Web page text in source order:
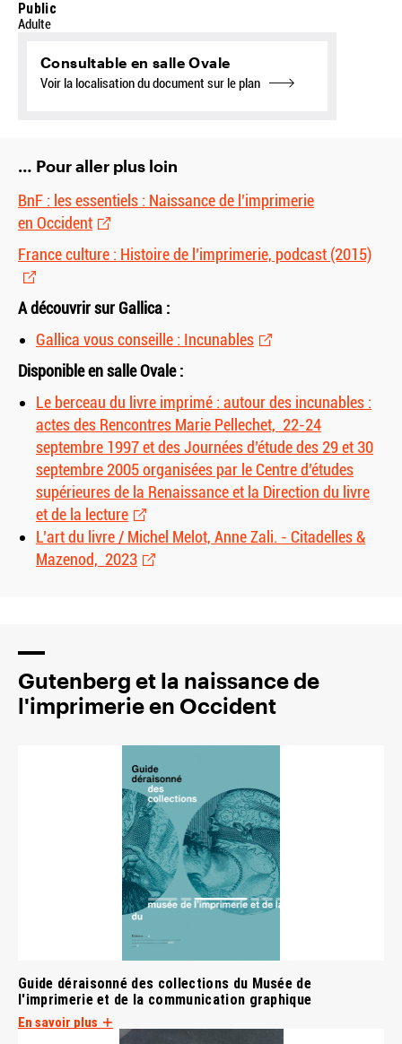
Public
Adulte
Consultable en salle Ovale
Voir la localisation du document sur le plan
… Pour aller plus loin
BnF : les essentiels : Naissance de l’imprimerie
en Occident
France culture : Histoire de l’imprimerie, podcast (2015)
A découvrir sur Gallica :
Gallica vous conseille : Incunables
Disponible en salle Ovale :
Le berceau du livre imprimé : autour des incunables :
actes des Rencontres Marie Pellechet, 22-24
septembre 1997 et des Journées d’étude des 29 et 30
septembre 2005 organisées par le Centre d’études
supérieures de la Renaissance et la Direction du livre
et de la lecture
L’art du livre / Michel Melot, Anne Zali. - Citadelles&
Mazenod, 2023
Gutenberg et la naissance de
l'imprimerie en Occident
Guide déraisonné des collections du Musée de
l'imprimerie et de la communication graphique
En savoir plus